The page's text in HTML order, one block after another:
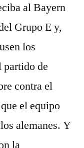
al Bayern
Grupo E y,
los
partido de
contra el
el equipo
alemanes. Y
la